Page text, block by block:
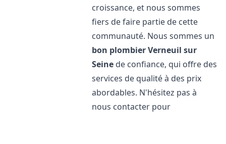
croissance, et nous sommes
fiers de faire partie de cette
communauté. Nous sommes un
bon plombierVerneuil sur
Seine de confiance, qui offre des
services de qualité à des prix
abordables. N'hésitez pas à
nous contacter pour